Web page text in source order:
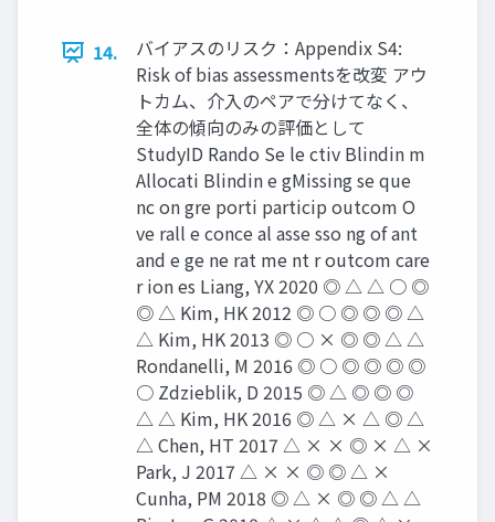
14.
バイアスのリスク：Appendix S4:
Risk of bias assessmentsを改変 アウ
トカム、介入のペアで分けてなく、
全体の傾向のみの評価として
StudyID Rando Se le ctiv Blindin m
Allocati Blindin e gMissing se que
nc on gre porti particip outcom O
ve rall e conce al asse sso ng of ant
and e ge ne rat me nt r outcom care
r ion es Liang, YX 2020 ◎ △ △ ○ ◎
◎ △ Kim, HK 2012 ◎ ○ ◎ ◎ ◎ △
△ Kim, HK 2013 ◎ ○ × ◎ ◎ △ △
Rondanelli, M 2016 ◎ ○ ◎ ◎ ◎ ◎
○ Zdzieblik, D 2015 ◎ △ ◎ ◎ ◎
△ △ Kim, HK 2016 ◎ △ × △ ◎ △
△ Chen, HT 2017 △ × × ◎ × △ ×
Park, J 2017 △ × × ◎ ◎ △ ×
Cunha, PM 2018 ◎ △ × ◎ ◎ △ △